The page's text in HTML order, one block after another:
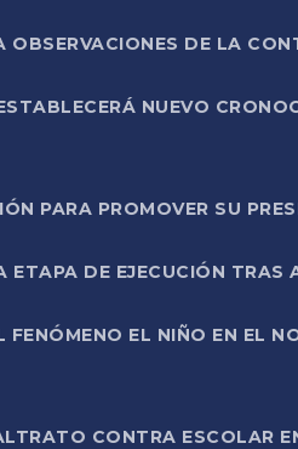
DE LA
NUEVO
PARA PROMOVER SU
ETAPA DE EJECUCIÓN
EL NIÑO EN EL
CONTRA ESCOLAR